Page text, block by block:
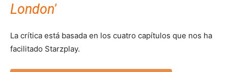
London'
La crítica está basada en los cuatro capítulos que nos ha
facilitado Starzplay.